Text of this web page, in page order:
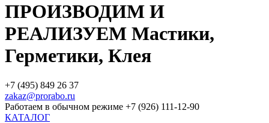
ПРОИЗВОДИМ И
РЕАЛИЗУЕМ Мастики,
Герметики, Клея
+7 (495) 849 26 37
zakaz@prorabo.ru
Работаем в обычном режиме +7 (926) 111-12-90
КАТАЛОГ